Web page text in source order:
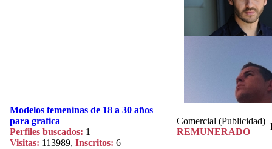
Modelos femeninas de 18 a 30 años
para grafica
Perfiles buscados: 1
Visitas: 113989, Inscritos: 6
Comercial (Publicidad)
REMUNERADO